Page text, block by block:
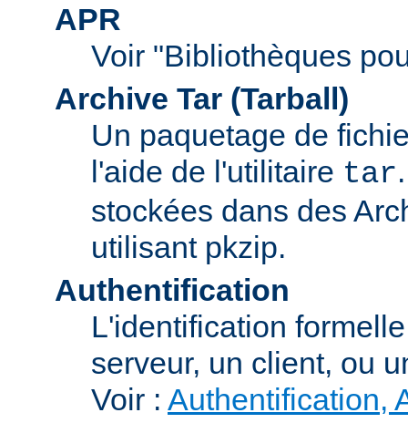
APR
Voir "Bibliothèques
Archive Tar (Tarball)
Un paquetage de
l'aide de l'utilitaire tar
stockées dans des
utilisant pkzip.
Authentification
L'identification
serveur, un client, ou
Voir : Authentification,